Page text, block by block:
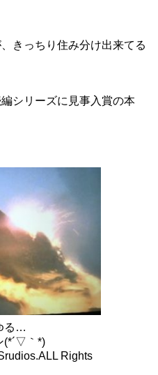
きっちり住み分け出来てる
シリーズに見事入賞の本
る…
(*´▽｀*)
Rights